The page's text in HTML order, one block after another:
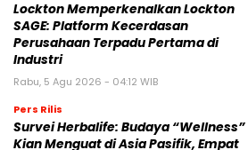
Lockton Memperkenalkan Lockton
SAGE: Platform Kecerdasan
Perusahaan Terpadu Pertama di
Industri
Rabu, 5 Agu 2026 - 04:12 WIB
Pers Rilis
Survei Herbalife: Budaya “Wellness”
Kian Menguat di Asia Pasifik, Empat